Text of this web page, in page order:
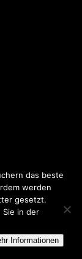
das beste
werden
gesetzt.
Sie in der
Informationen